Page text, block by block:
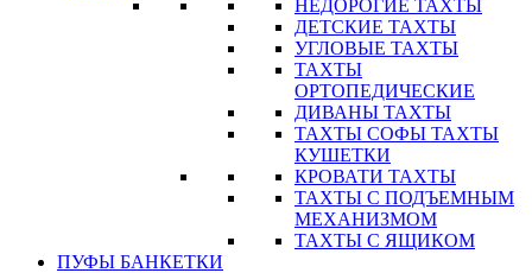
НЕДОРОГИЕ ТАХТЫ
ДЕТСКИЕ ТАХТЫ
УГЛОВЫЕ ТАХТЫ
ТАХТЫ
ОРТОПЕДИЧЕСКИЕ
ДИВАНЫ ТАХТЫ
ТАХТЫ СОФЫ ТАХТЫ
КУШЕТКИ
КРОВАТИ ТАХТЫ
ТАХТЫ С ПОДЪЕМНЫМ
МЕХАНИЗМОМ
ТАХТЫ С ЯЩИКОМ
ПУФЫ БАНКЕТКИ